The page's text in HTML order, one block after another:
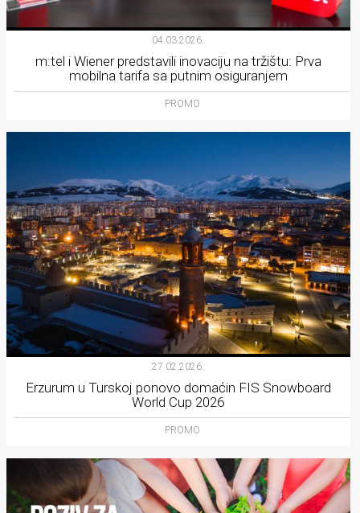
04.03.2026.
m:tel i Wiener predstavili inovaciju na tržištu: Prva
mobilna tarifa sa putnim osiguranjem
PROMO
27.02.2026.
Erzurum u Turskoj ponovo domaćin FIS Snowboard
World Cup 2026
PROMO